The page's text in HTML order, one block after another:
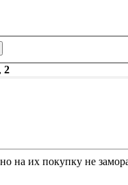
, 2
на их покупку не